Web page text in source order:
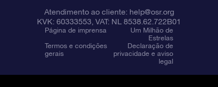
Atendimento ao cliente: help@osr.org
KVK: 60333553, VAT: NL 8538.62.722B01
Página de imprensa
Um Milhão de
Estrelas
Termos e condições
gerais
Declaração de
privacidade e aviso
legal